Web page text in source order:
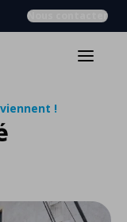
Nous contacter
!